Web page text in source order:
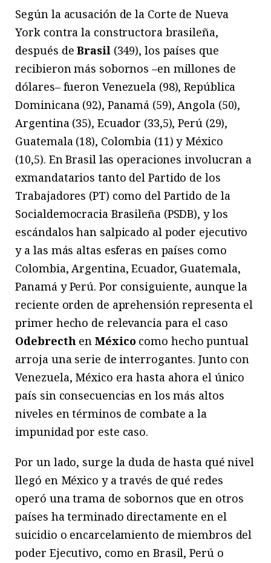
Según la acusación de la Corte de Nueva
York contra la constructora brasileña,
después deBrasil(349), los países que
recibieron más sobornos –en millones de
dólares– fueron Venezuela (98), República
Dominicana (92), Panamá (59), Angola (50),
Argentina (35), Ecuador (33,5), Perú (29),
Guatemala (18), Colombia (11) y México
(10,5). En Brasil las operaciones involucran a
exmandatarios tanto del Partido de los
Trabajadores (PT) como del Partido de la
Socialdemocracia Brasileña (PSDB), y los
escándalos han salpicado al poder ejecutivo
y a las más altas esferas en países como
Colombia, Argentina, Ecuador, Guatemala,
Panamá y Perú. Por consiguiente, aunque la
reciente orden de aprehensión representa el
primer hecho de relevancia para el caso
Odebrecth enMéxico como hecho puntual
arroja una serie de interrogantes. Junto con
Venezuela, México era hasta ahora el único
país sin consecuencias en los más altos
niveles en términos de combate a la
impunidad por este caso.
Por un lado, surge la duda de hasta qué nivel
llegó en México y a través de qué redes
operó una trama de sobornos que en otros
países ha terminado directamente en el
suicidio o encarcelamiento de miembros del
poder Ejecutivo, como en Brasil, Perú o